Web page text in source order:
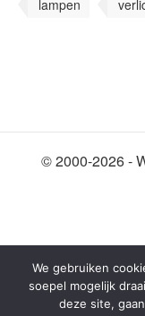
lampen
© 2000-2026 -
We gebruiken
soepel mogelijk
deze site,